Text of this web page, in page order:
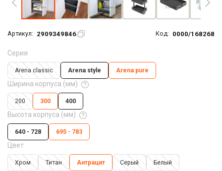
Артикул: 2909349846 Код: 0000/168268
Серия
Arena classic Arena style Arena pure
Ширина корпуса (мм)
200 300 400
Высота корпуса (мм)
640 - 728 695 - 783
Цвет
Хром Титан Антрацит Серый Белый